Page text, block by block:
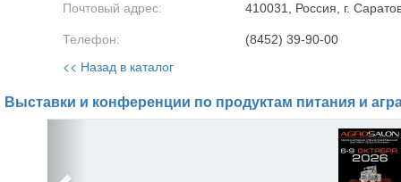
Почтовый адрес: 410031, Россия, г.
Телефон: (8452) 39-90-00
<< Назад в каталог
Выставки и конференции по продуктам питания и